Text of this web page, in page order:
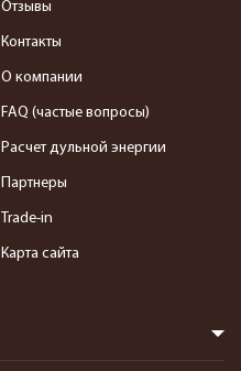
Отзывы
Контакты
О компании
FAQ (частые вопросы)
Расчет дульной энергии
Партнеры
Trade-in
Карта сайта